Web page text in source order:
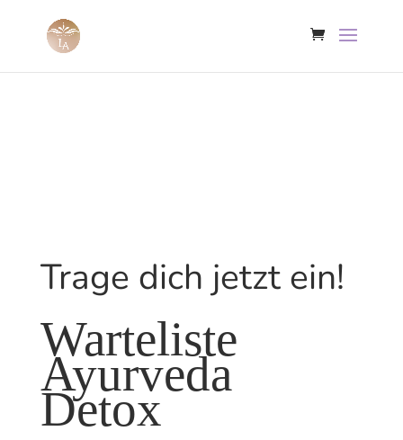
Trage dich jetzt ein!
Warteliste
Ayurveda
Detox